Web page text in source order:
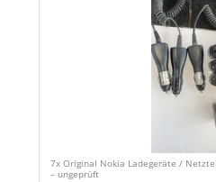
7x Original Nokia Ladegeräte /
– ungeprüft